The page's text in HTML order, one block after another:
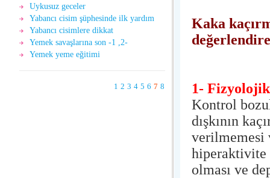
Uykusuz geceler
Yabancı cisim şüphesinde ilk yardım
Yabancı cisimlere dikkat
Yemek savaşlarına son -1 ,2-
Yemek yeme eğitimi
1 2 3 4 5 6 7 8
Kaka
1-
Kontrol
dışkının
verilmemesi
hiperaktivite
olması ve